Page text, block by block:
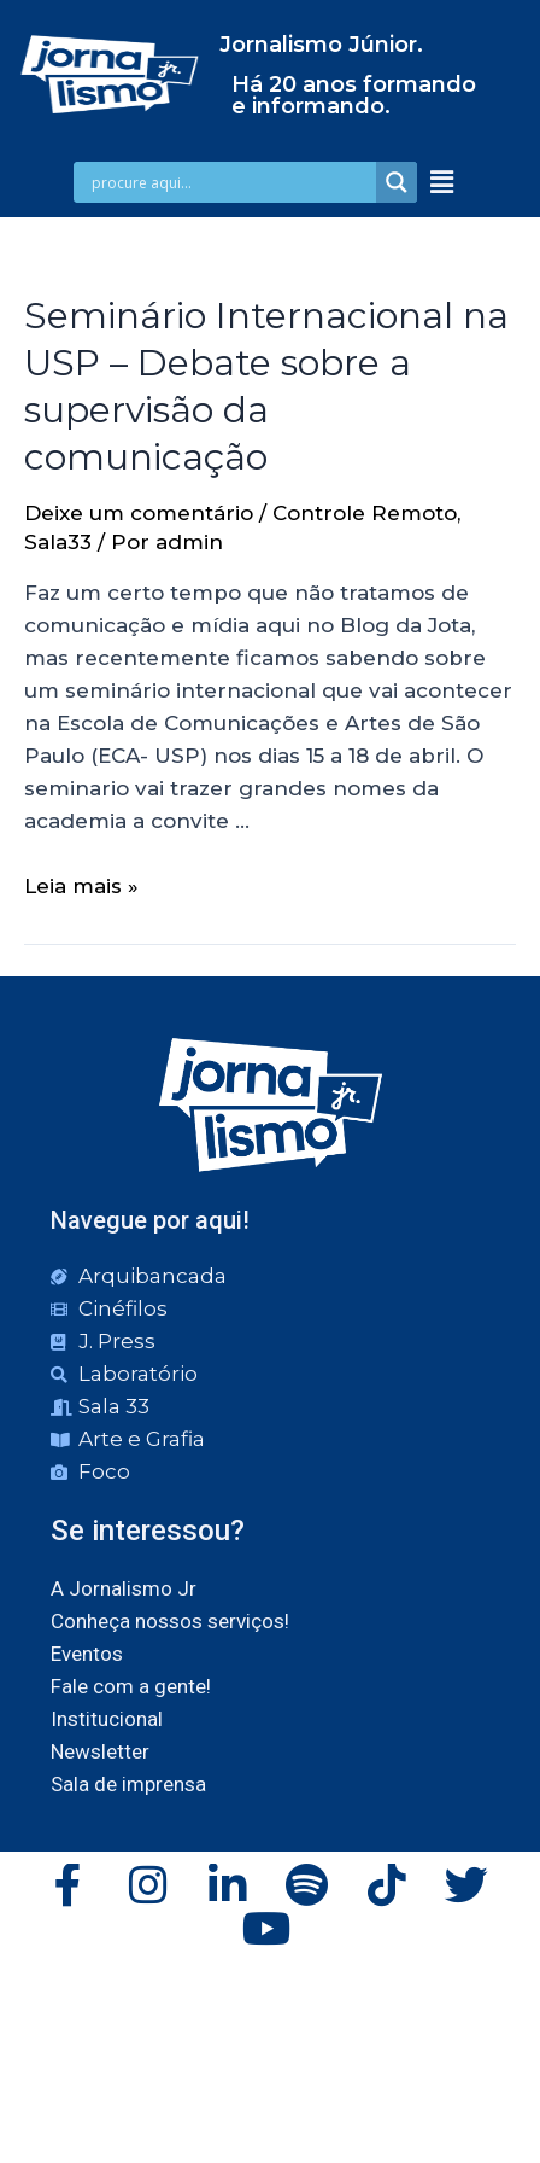
Jornalismo Júnior.
Há 20 anos formando
e informando.
Seminário Internacional na
USP – Debate sobre a
supervisão da
comunicação
Deixe um comentário / Controle Remoto,
Sala33 / Por admin
Faz um certo tempo que não tratamos de
comunicação e mídia aqui no Blog da Jota,
mas recentemente ficamos sabendo sobre
um seminário internacional que vai acontecer
na Escola de Comunicações e Artes de São
Paulo (ECA- USP) nos dias 15 a 18 de abril. O
seminario vai trazer grandes nomes da
academia a convite …
Leia mais »
Navegue por aqui!
Arquibancada
Cinéfilos
J. Press
Laboratório
Sala 33
Arte e Grafia
Foco
Se interessou?
A Jornalismo Jr
Conheça nossos serviços!
Eventos
Fale com a gente!
Institucional
Newsletter
Sala de imprensa